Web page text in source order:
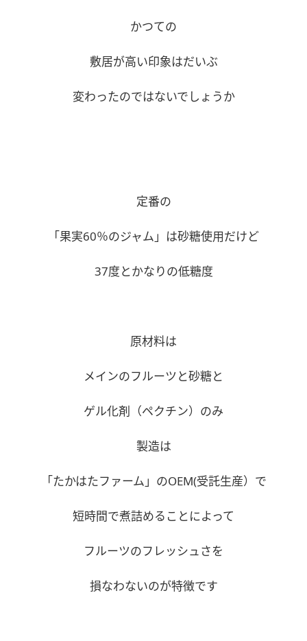
かつての
敷居が高い印象はだいぶ
変わったのではないでしょうか
定番の
「果実60％のジャム」は砂糖使用だけど
37度とかなりの低糖度
原材料は
メインのフルーツと砂糖と
ゲル化剤（ペクチン）のみ
製造は
「たかはたファーム」のOEM(受託生産）で
短時間で煮詰めることによって
フルーツのフレッシュさを
損なわないのが特徴です